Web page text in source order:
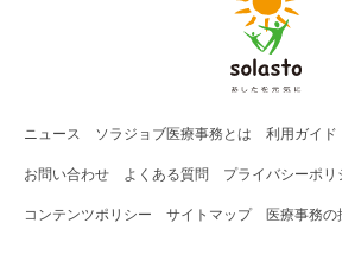
ニュース ソラジョブ医療事務 とは 利用ガイド
お問い合わせ よくある質問 プライバシーポリ
コンテンツポリシー サイトマップ 医療事務の